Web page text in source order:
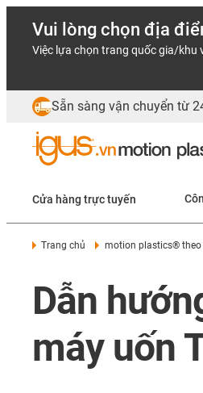
Vui lòng chọn địa
Việc lựa chọn trang quốc gia/khu
Sẵn sàng vận chuyển từ
Cửa hàng trực tuyến
Trang chủ motion plastics® theo
Dẫn
máy uốn